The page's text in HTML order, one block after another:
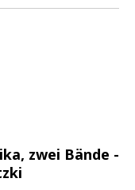
zwei Bände -